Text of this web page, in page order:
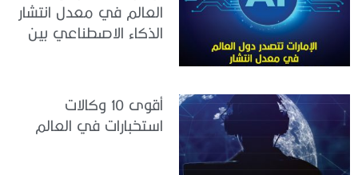
العالم في معدل انتشار
الذكاء الاصطناعي بين
أقوى 10 وكالات
استخبارات في العالم